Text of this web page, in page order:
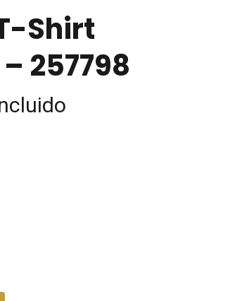
Shirt
257798